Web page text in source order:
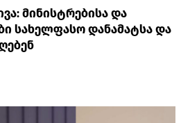
მინისტრებისა და
სახელფასო დანამატსა და